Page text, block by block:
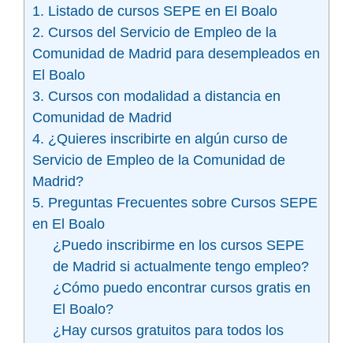
1. Listado de cursos SEPE en El Boalo
2. Cursos del Servicio de Empleo de la
Comunidad de Madrid para desempleados en
El Boalo
3. Cursos con modalidad a distancia en
Comunidad de Madrid
4. ¿Quieres inscribirte en algún curso de
Servicio de Empleo de la Comunidad de
Madrid?
5. Preguntas Frecuentes sobre Cursos SEPE
en El Boalo
¿Puedo inscribirme en los cursos SEPE
de Madrid si actualmente tengo empleo?
¿Cómo puedo encontrar cursos gratis en
El Boalo?
¿Hay cursos gratuitos para todos los